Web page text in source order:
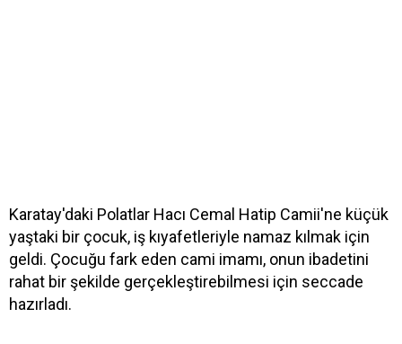
Karatay'daki Polatlar Hacı Cemal Hatip Camii'ne küçük
yaştaki bir çocuk, iş kıyafetleriyle namaz kılmak için
geldi. Çocuğu fark eden cami imamı, onun ibadetini
rahat bir şekilde gerçekleştirebilmesi için seccade
hazırladı.